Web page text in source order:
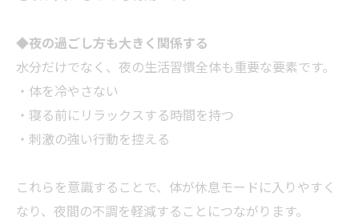
◆夜の過ごし方も大きく関係する
水分だけでなく、夜の生活習慣全体も重要な要素です。
・体を冷やさない
・寝る前にリラックスする時間を持つ
・刺激の強い行動を控える
これらを意識することで、体が休息モードに入りやすく
なり、夜間の不調を軽減することにつながります。